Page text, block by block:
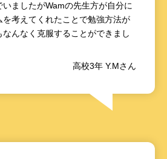
ましたがWamの先生方が自分に
考えてくれたことで勉強方法が
んなく克服することができまし
高校3年 Y.Mさん